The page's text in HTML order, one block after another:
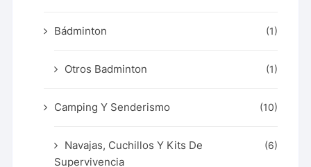
Bádminton (1)
Otros Badminton (1)
Camping Y Senderismo (10)
Navajas, Cuchillos Y Kits De
Supervivencia
(6)